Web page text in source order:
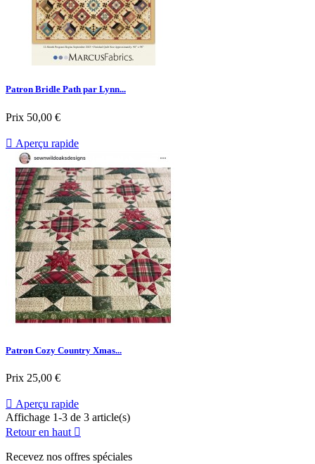
Patron Bridle Path par Lynn...
Prix 50,00 €
 Aperçu rapide
Patron Cozy Country Xmas...
Prix 25,00 €
 Aperçu rapide
Affichage 1-3 de 3 article(s)
Retour en haut 
Recevez nos offres spéciales